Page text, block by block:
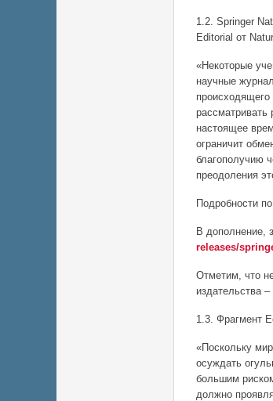
1.2. Springer
Editorial от
«Некоторые
научные
рассматривать
настоящее
ограничит
благополучию
преодоления
Подробности
В дополнение,
releases/
Отметим, что
издательства
1.3. Фрагмент
«Поскольку
осуждать
большим
должно